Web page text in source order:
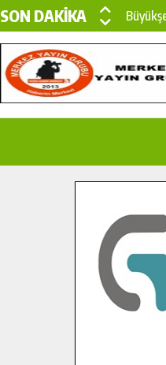
SON DAKİKA
İlçe